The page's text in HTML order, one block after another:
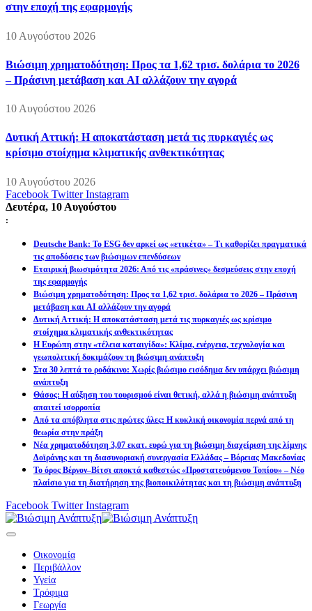
στην εποχή της εφαρμογής
10 Αυγούστου 2026
Βιώσιμη χρηματοδότηση: Προς τα 1,62 τρισ. δολάρια το 2026
– Πράσινη μετάβαση και AI αλλάζουν την αγορά
10 Αυγούστου 2026
Δυτική Αττική: Η αποκατάσταση μετά τις πυρκαγιές ως
κρίσιμο στοίχημα κλιματικής ανθεκτικότητας
10 Αυγούστου 2026
Facebook Twitter Instagram
Δευτέρα, 10 Αυγούστου
:
Deutsche Bank: Το ESG δεν αρκεί ως «ετικέτα» – Τι καθορίζει πραγματικά
τις αποδόσεις των βιώσιμων επενδύσεων
Εταιρική βιωσιμότητα 2026: Από τις «πράσινες» δεσμεύσεις στην εποχή
της εφαρμογής
Βιώσιμη χρηματοδότηση: Προς τα 1,62 τρισ. δολάρια το 2026 – Πράσινη
μετάβαση και AI αλλάζουν την αγορά
Δυτική Αττική: Η αποκατάσταση μετά τις πυρκαγιές ως κρίσιμο
στοίχημα κλιματικής ανθεκτικότητας
Η Ευρώπη στην «τέλεια καταιγίδα»: Κλίμα, ενέργεια, τεχνολογία και
γεωπολιτική δοκιμάζουν τη βιώσιμη ανάπτυξη
Στα 30 λεπτά το ροδάκινο: Χωρίς βιώσιμο εισόδημα δεν υπάρχει βιώσιμη
ανάπτυξη
Θάσος: Η αύξηση του τουρισμού είναι θετική, αλλά η βιώσιμη ανάπτυξη
απαιτεί ισορροπία
Από τα απόβλητα στις πρώτες ύλες: Η κυκλική οικονομία περνά από τη
θεωρία στην πράξη
Νέα χρηματοδότηση 3,07 εκατ. ευρώ για τη βιώσιμη διαχείριση της λίμνης
Δοϊράνης και τη διασυνοριακή συνεργασία Ελλάδας – Βόρειας Μακεδονίας
Το όρος Βέρνον–Βίτσι αποκτά καθεστώς «Προστατευόμενου Τοπίου» – Νέο
πλαίσιο για τη διατήρηση της βιοποικιλότητας και τη βιώσιμη ανάπτυξη
Facebook Twitter Instagram
Οικονομία
Περιβάλλον
Υγεία
Τρόφιμα
Γεωργία